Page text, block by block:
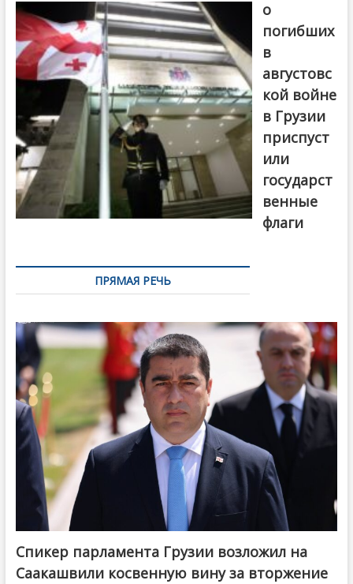
о
погибших
в
августовс
кой войне
в Грузии
приспуст
или
государст
венные
флаги
ПРЯМАЯ РЕЧЬ
Спикер парламента Грузии возложил на
Саакашвили косвенную вину за вторжение